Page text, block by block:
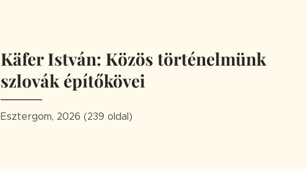
Käfer István: Közös történelmünk
szlovák építőkövei
Esztergom, 2026 (239 oldal)